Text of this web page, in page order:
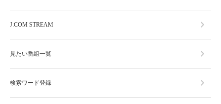
J:COM STREAM
見たい番組一覧
検索ワード登録